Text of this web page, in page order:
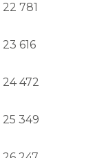
22 781
23 616
24 472
25 349